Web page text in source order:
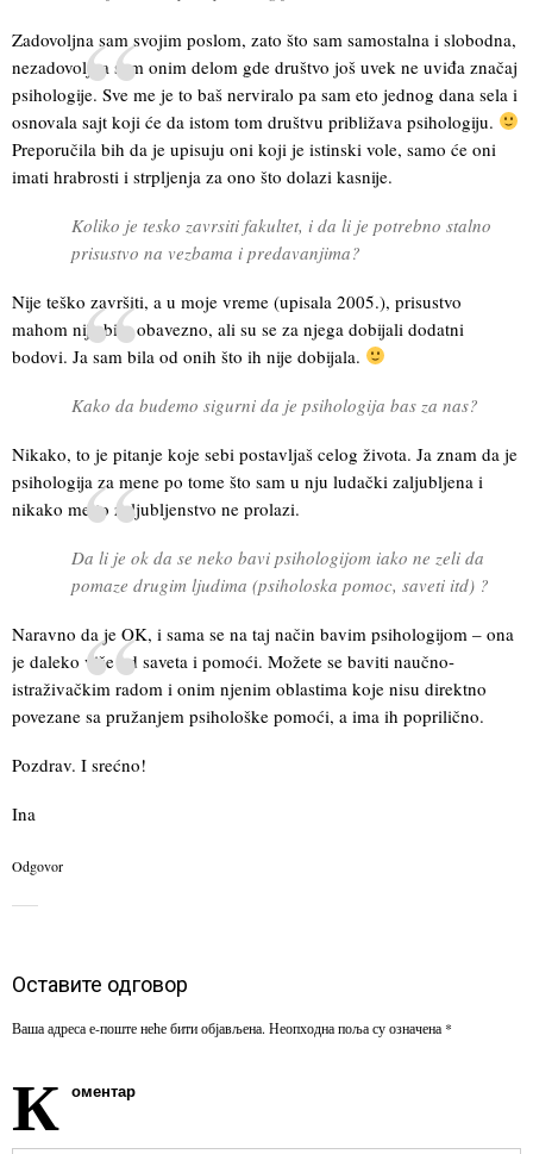
Zadovoljna sam svojim poslom, zato što sam samostalna i slobodna,
nezadovoljna sam onim delom gde društvo još uvek ne uviđa značaj
psihologije. Sve me je to baš nerviralo pa sam eto jednog dana sela i
osnovala sajt koji će da istom tom društvu približava psihologiju.
Preporučila bih da je upisuju oni koji je istinski vole, samo će oni
imati hrabrosti i strpljenja za ono što dolazi kasnije.
Koliko je tesko zavrsiti fakultet, i da li je potrebno stalno
prisustvo na vezbama i predavanjima?
Nije teško završiti, a u moje vreme (upisala 2005.), prisustvo
mahom nije bilo obavezno, ali su se za njega dobijali dodatni
bodovi. Ja sam bila od onih što ih nije dobijala.
Kako da budemo sigurni da je psihologija bas za nas?
Nikako, to je pitanje koje sebi postavljaš celog života. Ja znam da je
psihologija za mene po tome što sam u nju ludački zaljubljena i
nikako me to zaljubljenstvo ne prolazi.
Da li je ok da se neko bavi psihologijom iako ne zeli da
pomaze drugim ljudima (psiholoska pomoc, saveti itd) ?
Naravno da je OK, i sama se na taj način bavim psihologijom – ona
je daleko više od saveta i pomoći. Možete se baviti naučno-
istraživačkim radom i onim njenim oblastima koje nisu direktno
povezane sa pružanjem psihološke pomoći, a ima ih poprilično.
Pozdrav. I srećno!
Ina
Odgovor
Оставите одговор
Ваша адреса е-поште неће бити објављена. Неопходна поља су означена *
К оментар